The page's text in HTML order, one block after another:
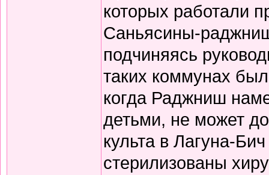
которых работали
Саньясины-
подчиняясь
таких коммунах
когда Раджниш
детьми, не может
культа в Лагуна-
стерилизованы